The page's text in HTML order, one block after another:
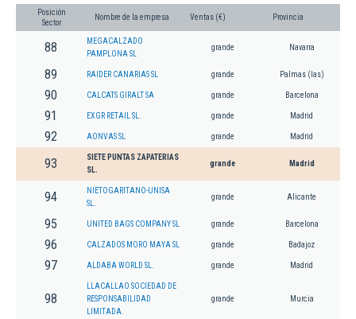
Posición
Sector
Nombre de la empresa Ventas (€) Provincia
88
MEGACALZADO
PAMPLONA SL
grande Navarra
89 RAIDER CANARIAS SL grande Palmas (las)
90 CALCATS GIRALT SA grande Barcelona
91 EXGR RETAIL SL. grande Madrid
92 AONVAS SL grande Madrid
93
SIETE PUNTAS ZAPATERIAS
SL.
grande Madrid
94
NIETOGARITANO-UNISA
SL.
grande Alicante
95 UNITED BAGS COMPANY SL grande Barcelona
96 CALZADOS MORO MAYA SL grande Badajoz
97 ALDABA WORLD SL. grande Madrid
98
LLACALLAO SOCIEDAD DE
RESPONSABILIDAD
LIMITADA.
grande Murcia